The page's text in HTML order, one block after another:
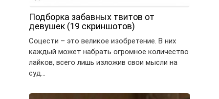
Подборка забавных твитов от
девушек (19 скриншотов)
Соцести – это великое изобретение. В них
каждый может набрать огромное количество
лайков, всего лишь изложив свои мысли на
суд…